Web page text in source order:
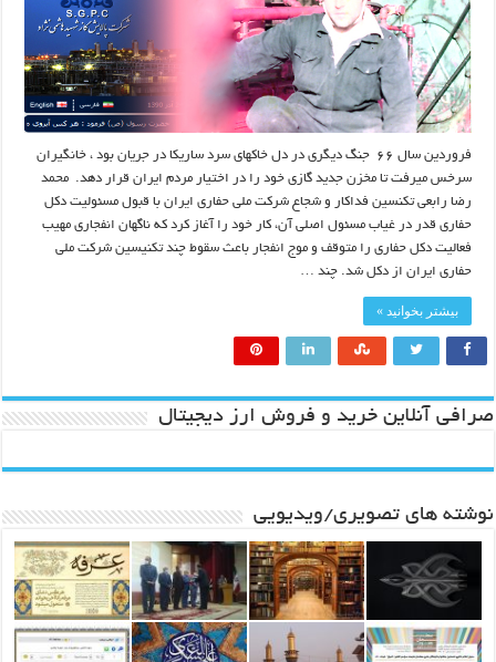
فروردین سال ۶۶ جنگ دیگری در دل خاکهای سرد ساریکا در جریان بود ، خانگیران
سرخس میرفت تا مخزن جدید گازی خود را در اختیار مردم ایران قرار دهد. محمد
رضا رابعی تکنسین فداکار و شجاع شرکت ملی حفاری ایران با قبول مسئولیت دکل
حفاری قدر در غیاب مسئول اصلی آن، کار خود را آغاز کرد که ناگهان انفجاری مهیب
فعالیت دکل حفاری را متوقف و موج انفجار باعث سقوط چند تکنیسین شرکت ملی
حفاری ایران از دکل شد. چند …
بیشتر بخوانید »
صرافی آنلاین خرید و فروش ارز دیجیتال
نوشته های تصویری/ویدیویی